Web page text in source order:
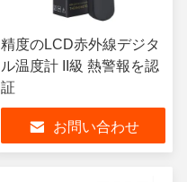
精度のLCD赤外線デジタ
ル温度計 II級 熱警報を認
証
お問い合わせ